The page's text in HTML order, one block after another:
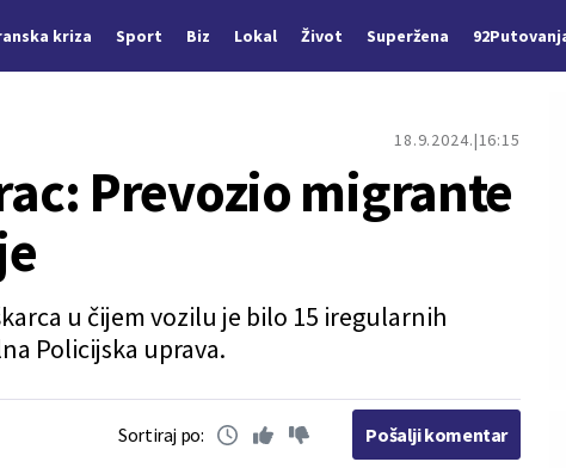
kriza Sport Biz Lokal Život Superžena
18.9.2024. 16:15
Prevozio migrante
u čijem vozilu je bilo 15 iregularnih
Policijska uprava.
Sortiraj po: Pošalji komentar